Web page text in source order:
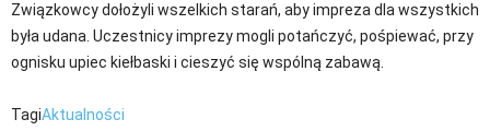
Związkowcy dołożyli wszelkich starań, aby impreza dla wszystkich
była udana. Uczestnicy imprezy mogli potańczyć, pośpiewać, przy
ognisku upiec kiełbaski i cieszyć się wspólną zabawą.
TagiAktualności